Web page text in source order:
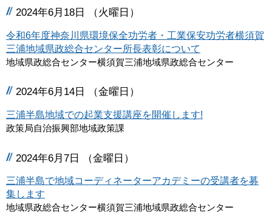
2024年6月18日 （火曜日）
令和6年度神奈川県環境保全功労者・工業保安功労者横須賀
三浦地域県政総合センター所長表彰について
地域県政総合センター横須賀三浦地域県政総合センター
2024年6月14日 （金曜日）
三浦半島地域での起業支援講座を開催します!
政策局自治振興部地域政策課
2024年6月7日 （金曜日）
三浦半島で地域コーディネーターアカデミーの受講者を募
集します
地域県政総合センター横須賀三浦地域県政総合センター